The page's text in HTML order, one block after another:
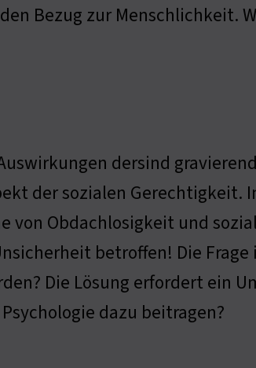
Bezug zur Menschlichkeit.
dersind
der sozialen Gerechtigkeit.
von Obdachlosigkeit und
betroffen! Die
Die Lösung erfordert ein
dazu beitragen?